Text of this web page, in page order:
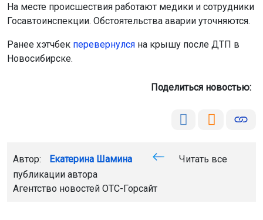
На месте происшествия работают медики и сотрудники
Госавтоинспекции. Обстоятельства аварии уточняются.
Ранее хэтчбек перевернулся на крышу после ДТП в
Новосибирске.
Поделиться новостью:
Автор: Екатерина Шамина
Читать все
публикации автора
Агентство новостей ОТС-Горсайт